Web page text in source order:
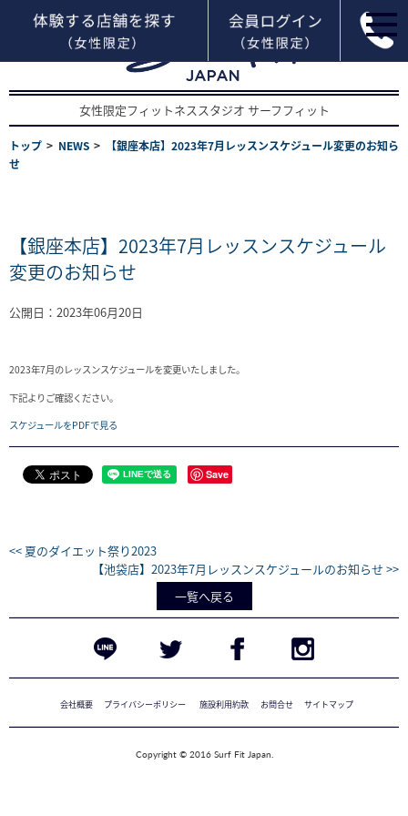
女性限定フィットネススタジオ サーフフィット
トップ NEWS
【銀座本店】2023年7月レッスンスケジュール変更のお知ら
せ
【銀座本店】2023年7月レッスンスケジュール
変更のお知らせ
公開日：2023年06月20日
2023年7月のレッスンスケジュールを変更いたしました。
下記よりご確認ください。
スケジュールをPDFで見る
Save
<< 夏のダイエット祭り2023
【池袋店】2023年7月レッスンスケジュールのお知らせ >>
一覧へ戻る
会社概要 プライバシーポリシー 施設利用約款 お問合せ サイトマップ
Copyright © 2016 Surf Fit Japan.